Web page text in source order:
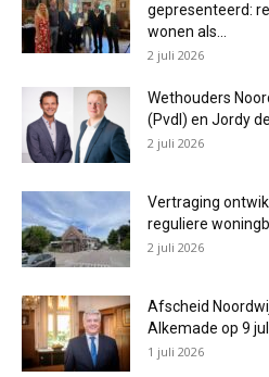
gepresenteerd:
wonen als...
2 juli 2026
Wethouders
(PvdI) en Jordy de
2 juli 2026
Vertraging
reguliere
2 juli 2026
Afscheid
Alkemade op 9
1 juli 2026